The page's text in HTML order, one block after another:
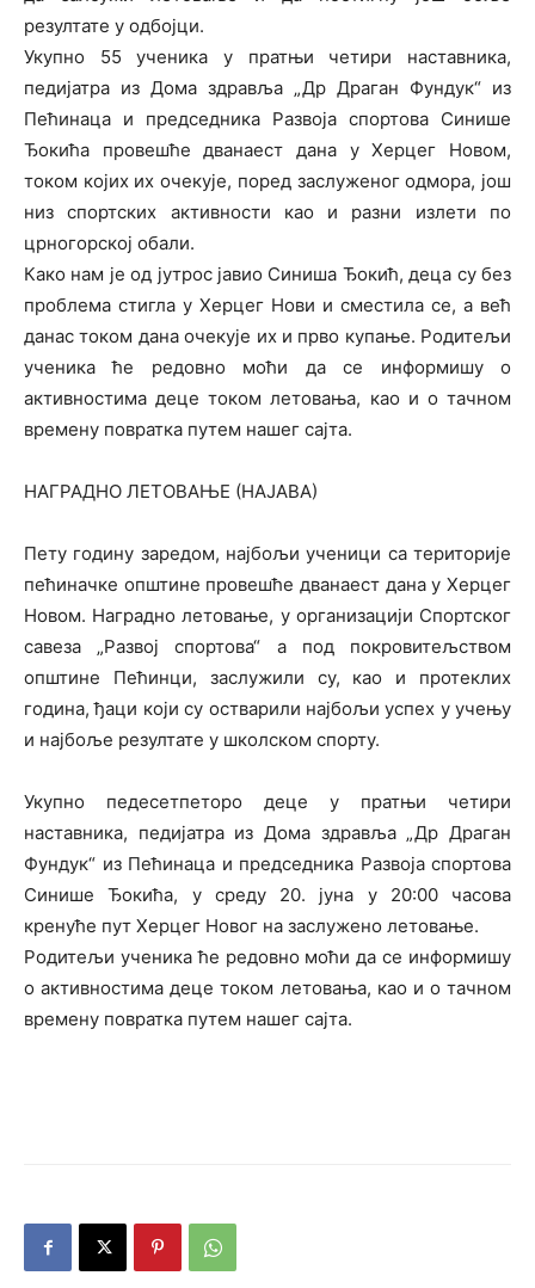
резултате у одбојци.
Укупно 55 ученика у пратњи четири наставника,
педијатра из Дома здравља „Др Драган Фундук“ из
Пећинаца и председника Развоја спортова Синише
Ђокића провешће дванаест дана у Херцег Новом,
током којих их очекује, поред заслуженог одмора, још
низ спортских активности као и разни излети по
црногорској обали.
Како нам је од јутрос јавио Синиша Ђокић, деца су без
проблема стигла у Херцег Нови и сместила се, а већ
данас током дана очекује их и прво купање. Родитељи
ученика ће редовно моћи да се информишу о
активностима деце током летовања, као и о тачном
времену повратка путем нашег сајта.
НАГРАДНО ЛЕТОВАЊЕ (НАЈАВА)
Пету годину заредом, најбољи ученици са територије
пећиначке општине провешће дванаест дана у Херцег
Новом. Наградно летовање, у организацији Спортског
савеза „Развој спортова“ а под покровитељством
општине Пећинци, заслужили су, као и протеклих
година, ђаци који су остварили најбољи успех у учењу
и најбоље резултате у школском спорту.
Укупно педесетпеторо деце у пратњи четири
наставника, педијатра из Дома здравља „Др Драган
Фундук“ из Пећинаца и председника Развоја спортова
Синише Ђокића, у среду 20. јуна у 20:00 часова
кренуће пут Херцег Новог на заслужено летовање.
Родитељи ученика ће редовно моћи да се информишу
о активностима деце током летовања, као и о тачном
времену повратка путем нашег сајта.